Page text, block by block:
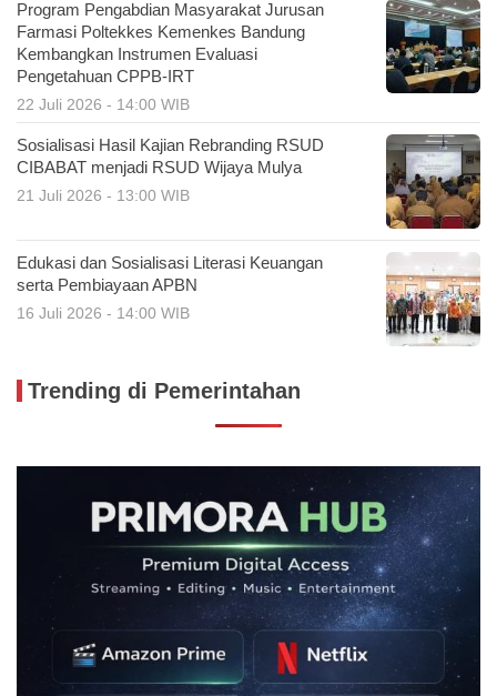
Program Pengabdian Masyarakat Jurusan
Farmasi Poltekkes Kemenkes Bandung
Kembangkan Instrumen Evaluasi
Pengetahuan CPPB-IRT
22 Juli 2026 - 14:00 WIB
Sosialisasi Hasil Kajian Rebranding RSUD
CIBABAT menjadi RSUD Wijaya Mulya
21 Juli 2026 - 13:00 WIB
Edukasi dan Sosialisasi Literasi Keuangan
serta Pembiayaan APBN
16 Juli 2026 - 14:00 WIB
Trending di Pemerintahan